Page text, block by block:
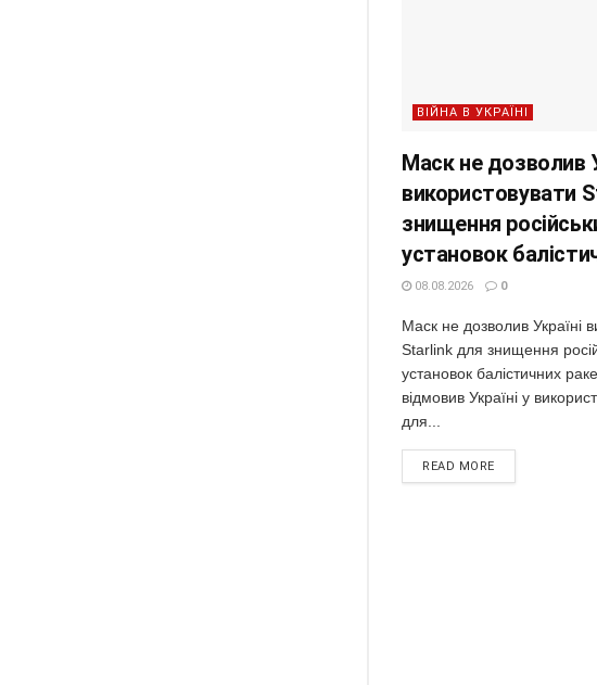
ВІЙНА В УКРАЇНІ
Маск не дозволив
використовувати
знищення
установок
08.08.2026 0
Маск не дозволив Україні
Starlink для знищення
установок балістичних
відмовив Україні у
для...
READ MORE